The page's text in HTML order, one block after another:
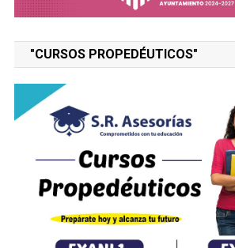
"CURSOS PROPEDÉUTICOS"